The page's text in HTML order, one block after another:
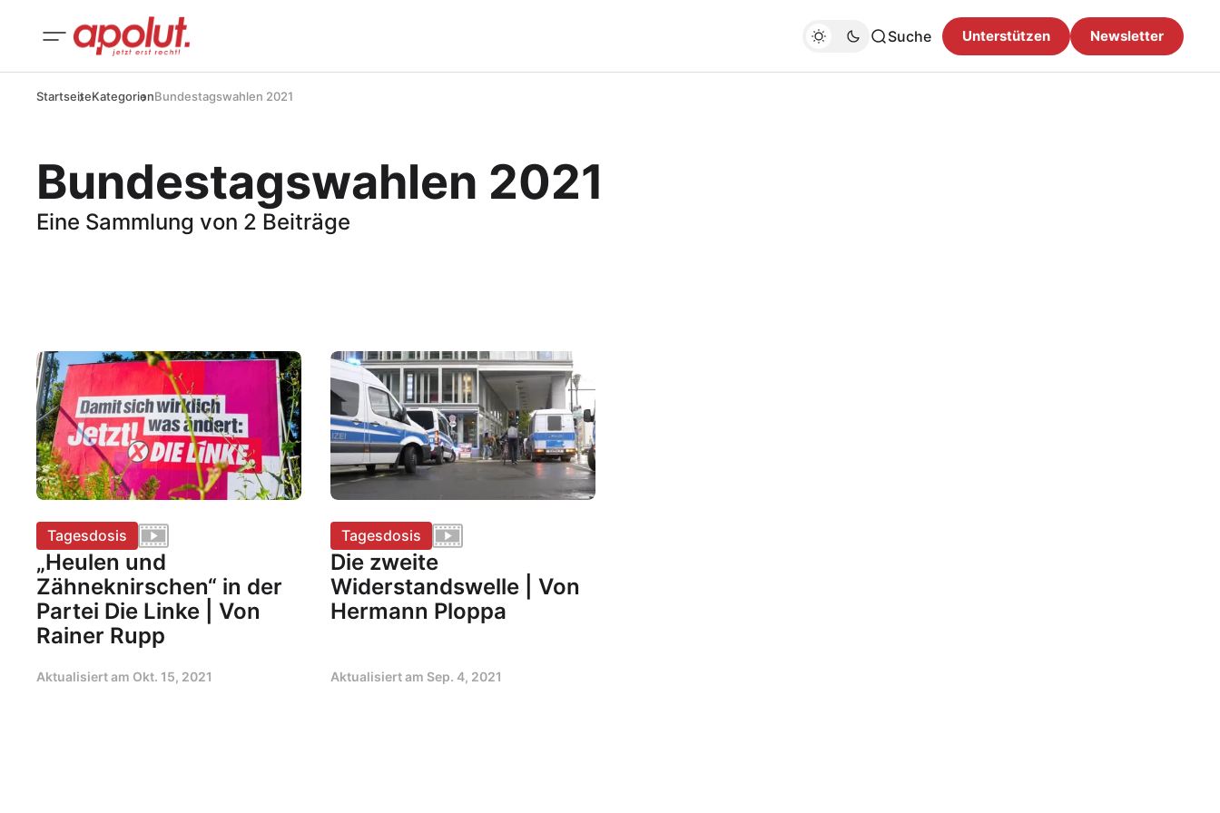
Suche Unterstützen Newsletter
StartseiteKategorienBundestagswahlen 2021
Bundestagswahlen 2021
Eine Sammlung von 2 Beiträge
Tagesdosis
„Heulen und
Zähneknirschen“ in der
Partei Die Linke | Von
Rainer Rupp
Aktualisiert am Okt. 15, 2021
Tagesdosis
Die zweite
Widerstandswelle | Von
Hermann Ploppa
Aktualisiert am Sep. 4, 2021